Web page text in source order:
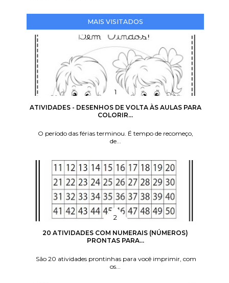
MAIS VISITADOS
ATIVIDADES - DESENHOS DE VOLTA ÀS AULAS PARA
COLORIR...
O período das férias terminou. É tempo de recomeço,
de...
20 ATIVIDADES COM NUMERAIS (NÚMEROS)
PRONTAS PARA...
São 20 atividades prontinhas para você imprimir, com
os...